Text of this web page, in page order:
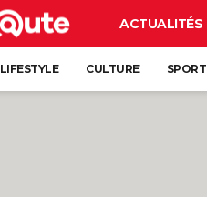
ACTUALITÉS
LIFESTYLE CULTURE SPORT